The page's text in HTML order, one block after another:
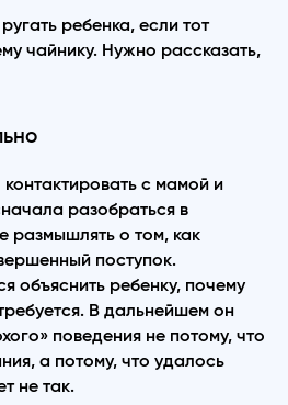
ребенка, если тот
чайнику. Нужно рассказать,
с мамой и
разобраться в
размышлять о том, как
поступок.
объяснить ребенку, почему
В дальнейшем он
поведения не потому, что
а потому, что удалось
не так.